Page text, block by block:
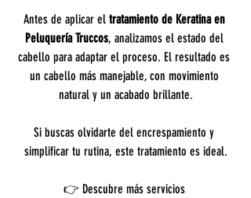
Antes de aplicar el tratamiento de Keratina en
Peluquería Truccos, analizamos el estado del
cabello para adaptar el proceso. El resultado es
un cabello más manejable, con movimiento
natural y un acabado brillante.
Si buscas olvidarte del encrespamiento y
simplificar tu rutina, este tratamiento es ideal.
👉 Descubre más servicios